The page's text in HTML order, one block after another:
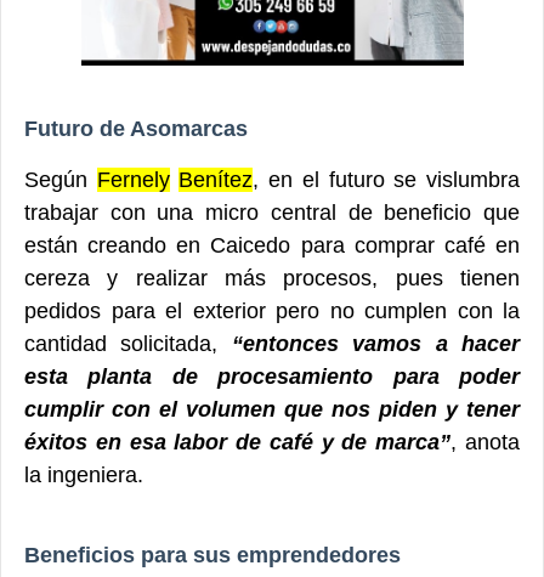
Futuro de Asomarcas
Según Fernely Benítez, en el futuro se vislumbra
trabajar con una micro central de beneficio que
están creando en Caicedo para comprar café en
cereza y realizar más procesos, pues tienen
pedidos para el exterior pero no cumplen con la
cantidad solicitada, “entonces vamos a hacer
esta planta de procesamiento para poder
cumplir con el volumen que nos piden y tener
éxitos en esa labor de café y de marca”, anota
la ingeniera.
Beneficios para sus emprendedores